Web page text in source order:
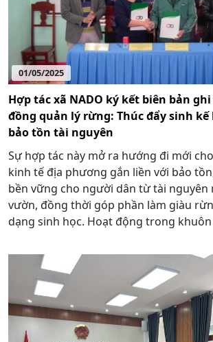
01/05/2025
Hợp tác xã NADO ký kết biên bản
đồng quản lý rừng: Thúc đẩy sinh kế
bảo tồn tài nguyên
Sự hợp tác này mở ra hướng đi mới
kinh tế địa phương gắn liền với bảo
bền vững cho người dân từ tài nguyên
vườn, đồng thời góp phần làm giàu
dạng sinh học. Hoạt động trong